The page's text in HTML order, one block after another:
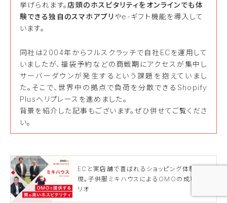
挙げられます。 店頭のホスピタリティをオンラインでも体
験できる独自のスマホアプリ やe-ギフト機能を導入して
います。
同社は2004年からフルスクラッチで自社ECを運用して
いましたが、福袋予約などの商戦期にアクセスが集中し
サーバーダウンが発生するという課題を抱えていまし
た。そこで、世界中の拠点で負荷を分散できるShopify
Plusへリプレースを進めました。
背景を紹介した記事もございます。ぜひ併せてご覧くださ
い。
ECと実店舗で喜ばれるショッピング体験を実
現。子供服ミキハウスによるOMOの成功シナ
リオ